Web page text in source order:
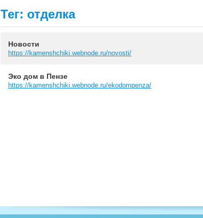
Тег: отделка
Новости
https://kamenshchiki.webnode.ru/novosti/
Эко дом в Пензе
https://kamenshchiki.webnode.ru/ekodompenza/